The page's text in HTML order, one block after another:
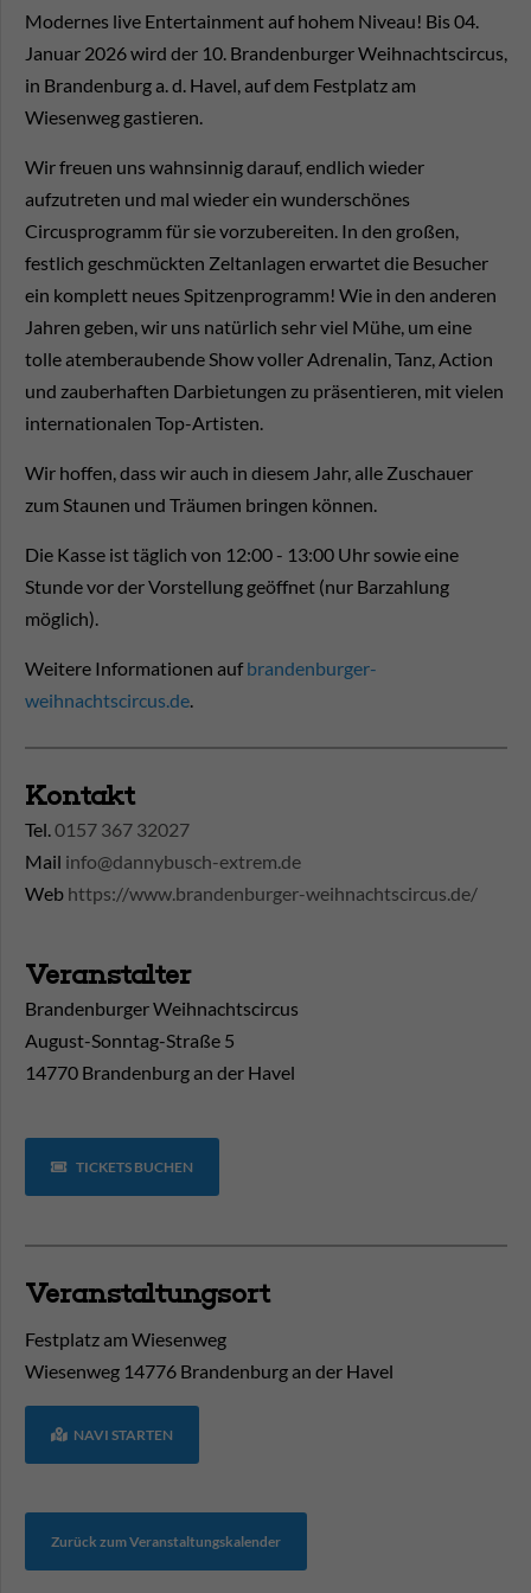
Modernes live Entertainment auf hohem Niveau! Bis 04.
Januar 2026 wird der 10. Brandenburger Weihnachtscircus,
in Brandenburg a. d. Havel, auf dem Festplatz am
Wiesenweg gastieren.
Wir freuen uns wahnsinnig darauf, endlich wieder
aufzutreten und mal wieder ein wunderschönes
Circusprogramm für sie vorzubereiten. In den großen,
festlich geschmückten Zeltanlagen erwartet die Besucher
ein komplett neues Spitzenprogramm! Wie in den anderen
Jahren geben, wir uns natürlich sehr viel Mühe, um eine
tolle atemberaubende Show voller Adrenalin, Tanz, Action
und zauberhaften Darbietungen zu präsentieren, mit vielen
internationalen Top-Artisten.
Wir hoffen, dass wir auch in diesem Jahr, alle Zuschauer
zum Staunen und Träumen bringen können.
Die Kasse ist täglich von 12:00 - 13:00 Uhr sowie eine
Stunde vor der Vorstellung geöffnet (nur Barzahlung
möglich).
Weitere Informationen auf brandenburger-
weihnachtscircus.de.
Kontakt
Tel.0157 367 32027
Mail info@dannybusch-extrem.de
Web https://www.brandenburger-weihnachtscircus.de/
Veranstalter
Brandenburger Weihnachtscircus
August-Sonntag-Straße 5
14770 Brandenburg an der Havel
TICKETS BUCHEN
Veranstaltungsort
Festplatz am Wiesenweg
Wiesenweg 14776 Brandenburg an der Havel
NAVI STARTEN
Zurück zum Veranstaltungskalender